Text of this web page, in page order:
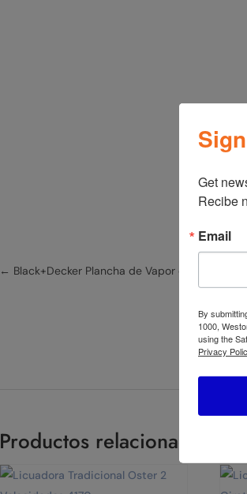
← Black+Decker Plancha de Vapor con Suela
Productos relacionados
Get
Recibe
Email
By
1000,
using the
Privacy